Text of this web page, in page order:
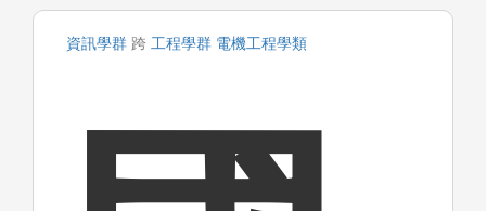
資訊學群 跨 工程學群 電機工程學類